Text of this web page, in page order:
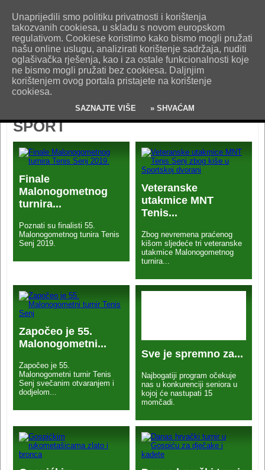
O nama Kontakt Oglašavanje Impresum
Uvjeti korištenja
Pošaljite nam vijest!
SPORT
Finale
Malonogometnog
turnira...
Poznati su finalisti 55.
Malonogometnog tunira Tenis
Senj 2019.
Veteranske
utakmice MNT
Tenis...
Zbog nevremena praćenog
kišom sljedeće tri veteranske
utakmice Malonogometnog
turnira...
Započeo je 55.
Malonogometni...
Započeo je 55.
Malonogometni turnir Tenis
Senj svečanim otvaranjem i
dodjelom...
Sve je spremno za...
Najbogatiji program očekuje
nas u konkurenciji seniora u
kojoj će nastupati 15
momčadi.
Unaprijedili smo politiku privatnosti i korištenja
takozvanih cookiesa, u skladu s novom europskom
regulativom. Cookiese koristimo kako bismo mogli pružati
našu online uslugu, analizirati korištenje sadržaja, nuditi
oglašivačka rješenja, kao i za ostale funkcionalnosti koje
ne bismo mogli pružati bez cookiesa. Daljnjim
korištenjem ovog portala pristajete na korištenje
cookiesa.
SAZNAJTE VIŠE » SHVAĆAM